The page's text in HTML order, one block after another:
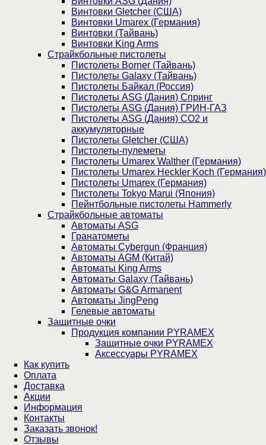
Винтовки Gletcher (США)
Винтовки Umarex (Германия)
Винтовки (Тайвань)
Винтовки King Arms
Страйкбольные пистолеты
Пистолеты Borner (Тайвань)
Пистолеты Galaxy (Тайвань)
Пистолеты Байкал (Россия)
Пистолеты ASG (Дания) Спринг
Пистолеты ASG (Дания) ГРИН-ГАЗ
Пистолеты ASG (Дания) CO2 и
аккумуляторные
Пистолеты Gletcher (США)
Пистолеты-пулеметы
Пистолеты Umarex Walther (Германия)
Пистолеты Umarex Heckler Koch (Германия)
Пистолеты Umarex (Германия)
Пистолеты Tokyo Marui (Япония)
Пейнтбольные пистолеты Hammerly
Страйкбольные автоматы
Автоматы ASG
Гранатометы
Автоматы Cybergun (Франция)
Автоматы AGM (Китай)
Автоматы King Arms
Автоматы Galaxy (Тайвань)
Автоматы G&G Armanent
Автоматы JingPeng
Гелевые автоматы
Защитные очки
Продукция компании PYRAMEX
Защитные очки PYRAMEX
Аксессуары PYRAMEX
Как купить
Оплата
Доставка
Акции
Информация
Контакты
Заказать звонок!
Отзывы